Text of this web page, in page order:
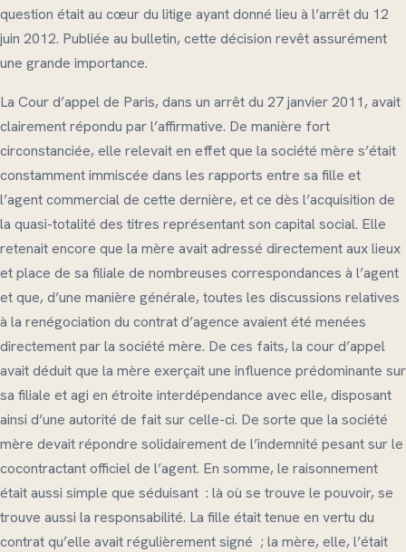
question était au cœur du litige ayant donné lieu à l’arrêt du 12
juin 2012. Publiée au bulletin, cette décision revêt assurément
une grande importance.
La Cour d’appel de Paris, dans un arrêt du 27 janvier 2011, avait
clairement répondu par l’affirmative. De manière fort
circonstanciée, elle relevait en effet que la société mère s’était
constamment immiscée dans les rapports entre sa fille et
l’agent commercial de cette dernière, et ce dès l’acquisition de
la quasi-totalité des titres représentant son capital social. Elle
retenait encore que la mère avait adressé directement aux lieux
et place de sa filiale de nombreuses correspondances à l’agent
et que, d’une manière générale, toutes les discussions relatives
à la renégociation du contrat d’agence avaient été menées
directement par la société mère. De ces faits, la cour d’appel
avait déduit que la mère exerçait une influence prédominante sur
sa filiale et agi en étroite interdépendance avec elle, disposant
ainsi d’une autorité de fait sur celle-ci. De sorte que la société
mère devait répondre solidairement de l’indemnité pesant sur le
cocontractant officiel de l’agent. En somme, le raisonnement
était aussi simple que séduisant : là où se trouve le pouvoir, se
trouve aussi la responsabilité. La fille était tenue en vertu du
contrat qu’elle avait régulièrement signé ; la mère, elle, l’était